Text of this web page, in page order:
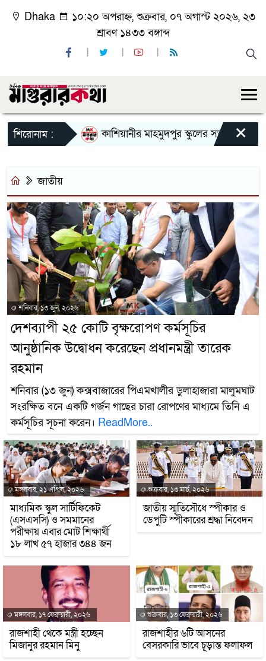
Dhaka
১০:২০ অপরাহ্ন, শুক্রবার, ০৭ অগাস্ট ২০২৬, ২৩
শ্রাবণ ১৪৩৩ বঙ্গাব্দ
শিরোনাম : কাশিয়ানীর মাহমুদপুর স্কুলের সভাপতি হলেন
×
জাতীয়
শনিবার, ১৩ জুন, ২০২৬
দেশব্যাপী ২৫ কোটি বৃক্ষরোপণ কর্মসূচির
আনুষ্ঠানিক উদ্বোধন করেছেন প্রধানমন্ত্রী তারেক
রহমান
শনিবার (১৩ জুন) কক্সবাজারের পিএমখালীর ডুলাহাজারা মালুমঘাট
সংরক্ষিত বনে একটি গর্জন গাছের চারা রোপণের মাধ্যমে তিনি এ
কর্মসূচির সূচনা করেন। ReadMore..
মঙ্গলবার, ২১ এপ্রিল, ২০২৬
মাধ্যমিক স্কুল সার্টিফিকেট
(এসএসসি) ও সমমানের
পরীক্ষায় এবার মোট শিক্ষার্থী
১৮ লাখ ৫৭ হাজার ৩৪৪ জন
শুক্রবার, ১৩ মার্চ, ২০২৬
জাতীয় স্মৃতিসৌধে স্পীকার ও
ডেপুটি স্পীকারের শ্রদ্ধা নিবেদন
মঙ্গলবার, ১৭ ফেব্রুয়ারী, ২০২৬
রাজশাহী থেকে মন্ত্রী হচ্ছেন
মিজানুর রহমান মিনু
শুক্রবার, ১৩ ফেব্রুয়ারী, ২০২৬
রাজশাহীর ৬টি আসনের
বেসরকারি ভাবে চূড়ান্ত ফলাফল